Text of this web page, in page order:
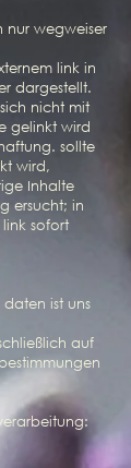
nur wegweiser
link in
dargestellt.
nicht mit
gelinkt wird
sollte
wird,
Inhalte
ersucht; in
sofort
ist uns
auf